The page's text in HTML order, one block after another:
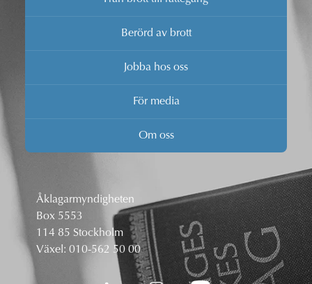
Berörd av brott
Jobba hos oss
För media
Om oss
Åklagarmyndigheten
Box 5553
114 85 Stockholm
Växel: 010-562 50 00